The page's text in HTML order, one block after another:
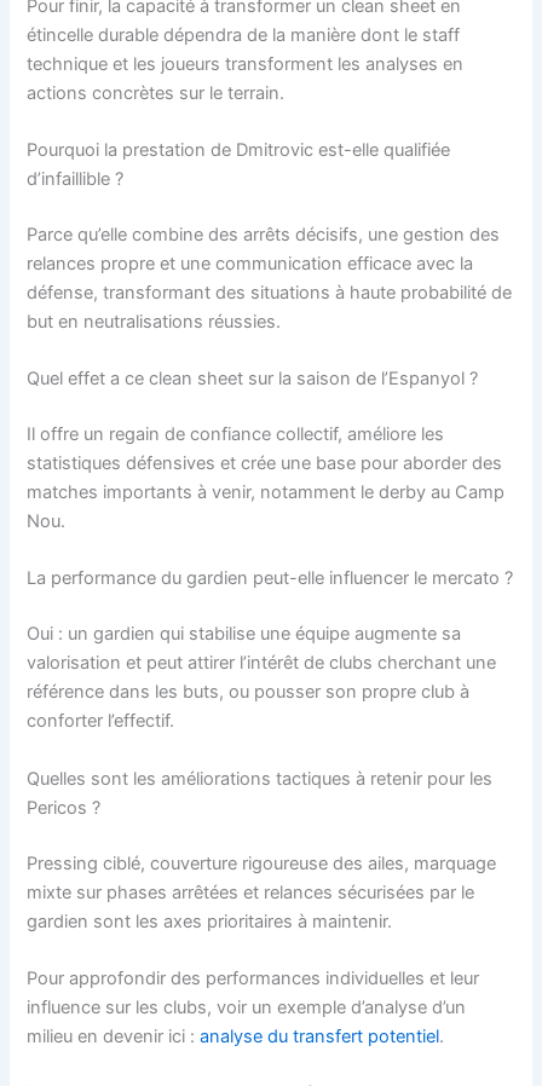
Pour finir, la capacité à transformer un clean sheet en
étincelle durable dépendra de la manière dont le staff
technique et les joueurs transforment les analyses en
actions concrètes sur le terrain.
Pourquoi la prestation de Dmitrovic est-elle qualifiée
d’infaillible ?
Parce qu’elle combine des arrêts décisifs, une gestion des
relances propre et une communication efficace avec la
défense, transformant des situations à haute probabilité de
but en neutralisations réussies.
Quel effet a ce clean sheet sur la saison de l’Espanyol ?
Il offre un regain de confiance collectif, améliore les
statistiques défensives et crée une base pour aborder des
matches importants à venir, notamment le derby au Camp
Nou.
La performance du gardien peut-elle influencer le mercato ?
Oui : un gardien qui stabilise une équipe augmente sa
valorisation et peut attirer l’intérêt de clubs cherchant une
référence dans les buts, ou pousser son propre club à
conforter l’effectif.
Quelles sont les améliorations tactiques à retenir pour les
Pericos ?
Pressing ciblé, couverture rigoureuse des ailes, marquage
mixte sur phases arrêtées et relances sécurisées par le
gardien sont les axes prioritaires à maintenir.
Pour approfondir des performances individuelles et leur
influence sur les clubs, voir un exemple d’analyse d’un
milieu en devenir ici :analyse du transfert potentiel.